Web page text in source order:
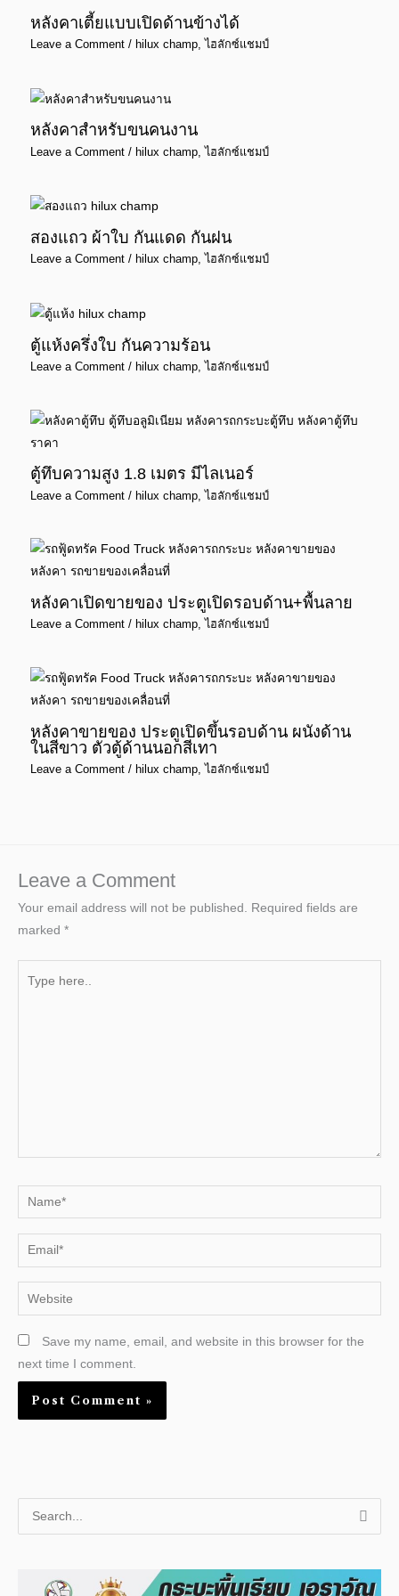
หลังคาเตี้ยแบบเปิดด้านข้างได้
Leave a Comment / hilux champ,ไฮลักซ์แชมป์
หลังคาสำหรับขนคนงาน
Leave a Comment /hilux champ ,ไฮลักซ์แชมป์
สองแถว ผ้าใบ กันแดด กันฝน
Leave a Comment / hilux champ,ไฮลักซ์แชมป์
ตู้แห้งครึ่งใบ กันความร้อน
Leave a Comment / hilux champ ,ไฮลักซ์แชมป์
ตู้ทึบความสูง 1.8 เมตร มีไลเนอร์
Leave a Comment /hilux champ ,ไฮลักซ์แชมป์
หลังคาเปิดขายของ ประตูเปิดรอบด้าน+พื้นลาย
Leave a Comment / hilux champ,ไฮลักซ์แชมป์
หลังคาขายของ ประตูเปิดขึ้นรอบด้าน ผนังด้าน
ในสีขาว ตัวตู้ด้านนอกสีเทา
Leave a Comment / hilux champ,ไฮลักซ์แชมป์
Leave a Comment
Your email address will not be published. Required fields are
marked *
here..
Name*
Email*
Website
Save my name, email, and website in this browser for the
next time I comment.